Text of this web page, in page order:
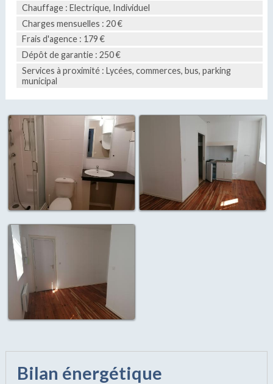
Chauffage : Electrique, Individuel
Charges mensuelles : 20 €
Frais d'agence : 179 €
Dépôt de garantie : 250 €
Services à proximité : Lycées, commerces, bus, parking
municipal
Bilan énergétique